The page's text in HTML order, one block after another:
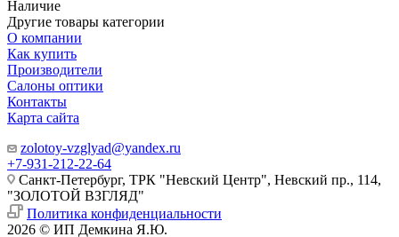
Наличие
Другие товары категории
О компании
Как купить
Производители
Салоны оптики
Контакты
Карта сайта
zolotoy-vzglyad@yandex.ru
+7-931-212-22-64
Санкт-Петербург, ТРК "Невский Центр", Невский пр., 114,
"ЗОЛОТОЙ ВЗГЛЯД"
Политика конфиденциальности
2026 © ИП Демкина Я.Ю.